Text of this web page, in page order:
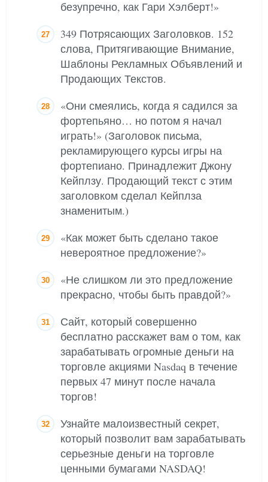
безупречно, как Гари Хэлберт!»
349 Потрясающих Заголовков. 152
слова, Притягивающие Внимание,
Шаблоны Рекламных Объявлений и
Продающих Текстов.
«Они смеялись, когда я садился за
фортепьяно… но потом я начал
играть!» (Заголовок письма,
рекламирующего курсы игры на
фортепиано. Принадлежит Джону
Кейплзу. Продающий текст с этим
заголовком сделал Кейплза
знаменитым.)
«Как может быть сделано такое
невероятное предложение?»
«Не слишком ли это предложение
прекрасно, чтобы быть правдой?»
Сайт, который совершенно
бесплатно расскажет вам о том, как
зарабатывать огромные деньги на
торговле акциями Nasdaq в течение
первых 47 минут после начала
торгов!
Узнайте малоизвестный секрет,
который позволит вам зарабатывать
серьезные деньги на торговле
ценными бумагами NASDAQ!